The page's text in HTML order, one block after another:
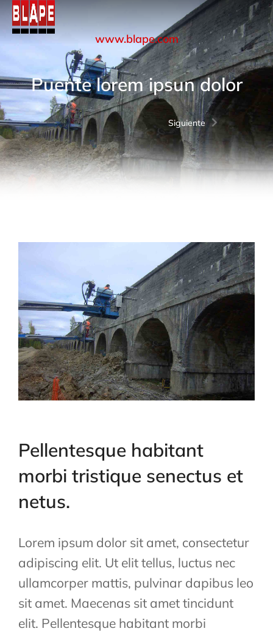
www.blape.com
Puente lorem ipsun dolor
Siguiente
Pellentesque habitant
morbi tristique senectus et
netus.
Lorem ipsum dolor sit amet, consectetur
adipiscing elit. Ut elit tellus, luctus nec
ullamcorper mattis, pulvinar dapibus leo
sit amet. Maecenas sit amet tincidunt
elit. Pellentesque habitant morbi